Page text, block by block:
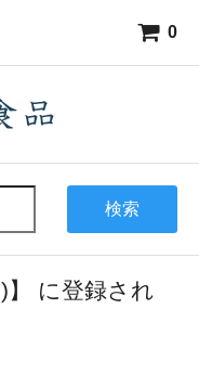
0
検索
】 に登録され